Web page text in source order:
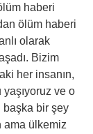
haberi
ölüm haberi
olarak
Bizim
her insanın,
ve o
başka bir şey
ama ülkemiz